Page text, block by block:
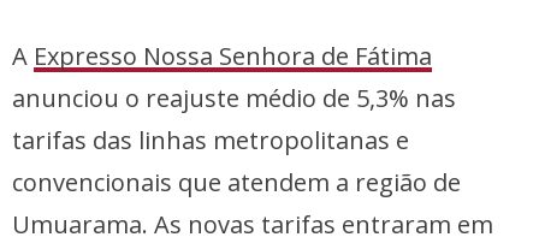
A Expresso Nossa Senhora de Fátima
anunciou o reajuste médio de 5,3% nas
tarifas das linhas metropolitanas e
convencionais que atendem a região de
Umuarama. As novas tarifas entraram em